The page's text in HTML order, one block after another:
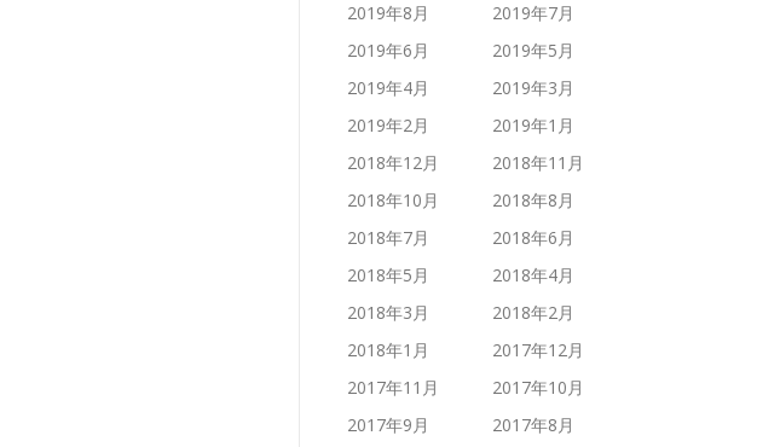
2019年8月
2019年7月
2019年6月
2019年5月
2019年4月
2019年3月
2019年2月
2019年1月
2018年12月
2018年11月
2018年10月
2018年8月
2018年7月
2018年6月
2018年5月
2018年4月
2018年3月
2018年2月
2018年1月
2017年12月
2017年11月
2017年10月
2017年9月
2017年8月